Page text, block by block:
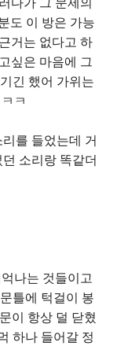
도 이 방은 가능
거는 없다고 하
싶은 마음에 그
긴 했어 가위는
ㅋ
를 들었는데 거
소리랑 똑같더
나는 것들이고
틀에 턱걸이 봉
이 항상 덜 닫혔
하나 들어갈 정